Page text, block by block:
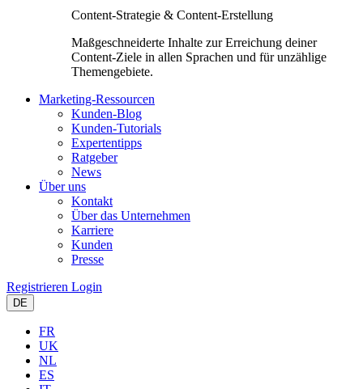
Content-Strategie & Content-Erstellung
Maßgeschneiderte Inhalte zur Erreichung deiner
Content-Ziele in allen Sprachen und für unzählige
Themengebiete.
Marketing-Ressourcen
Kunden-Blog
Kunden-Tutorials
Expertentipps
Ratgeber
News
Über uns
Kontakt
Über das Unternehmen
Karriere
Kunden
Presse
Registrieren Login
DE
FR
UK
NL
ES